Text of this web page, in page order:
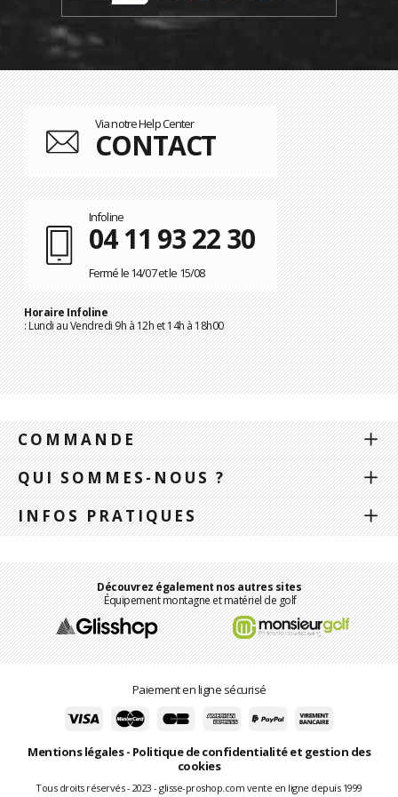
Via notre Help Center
CONTACT
Infoline
04 11 93 22 30
Fermé le 14/07 et le 15/08
Horaire Infoline
: Lundi au Vendredi 9h à 12h et 14h à 18h00
COMMANDE
QUI SOMMES-NOUS ?
INFOS PRATIQUES
Découvrez également nos autres sites
Équipement montagne et matériel de golf
Paiement en ligne sécurisé
Mentions légales- Politique de confidentialité et gestion des
cookies
Tous droits réservés - 2023 - glisse-proshop.com vente en ligne depuis 1999